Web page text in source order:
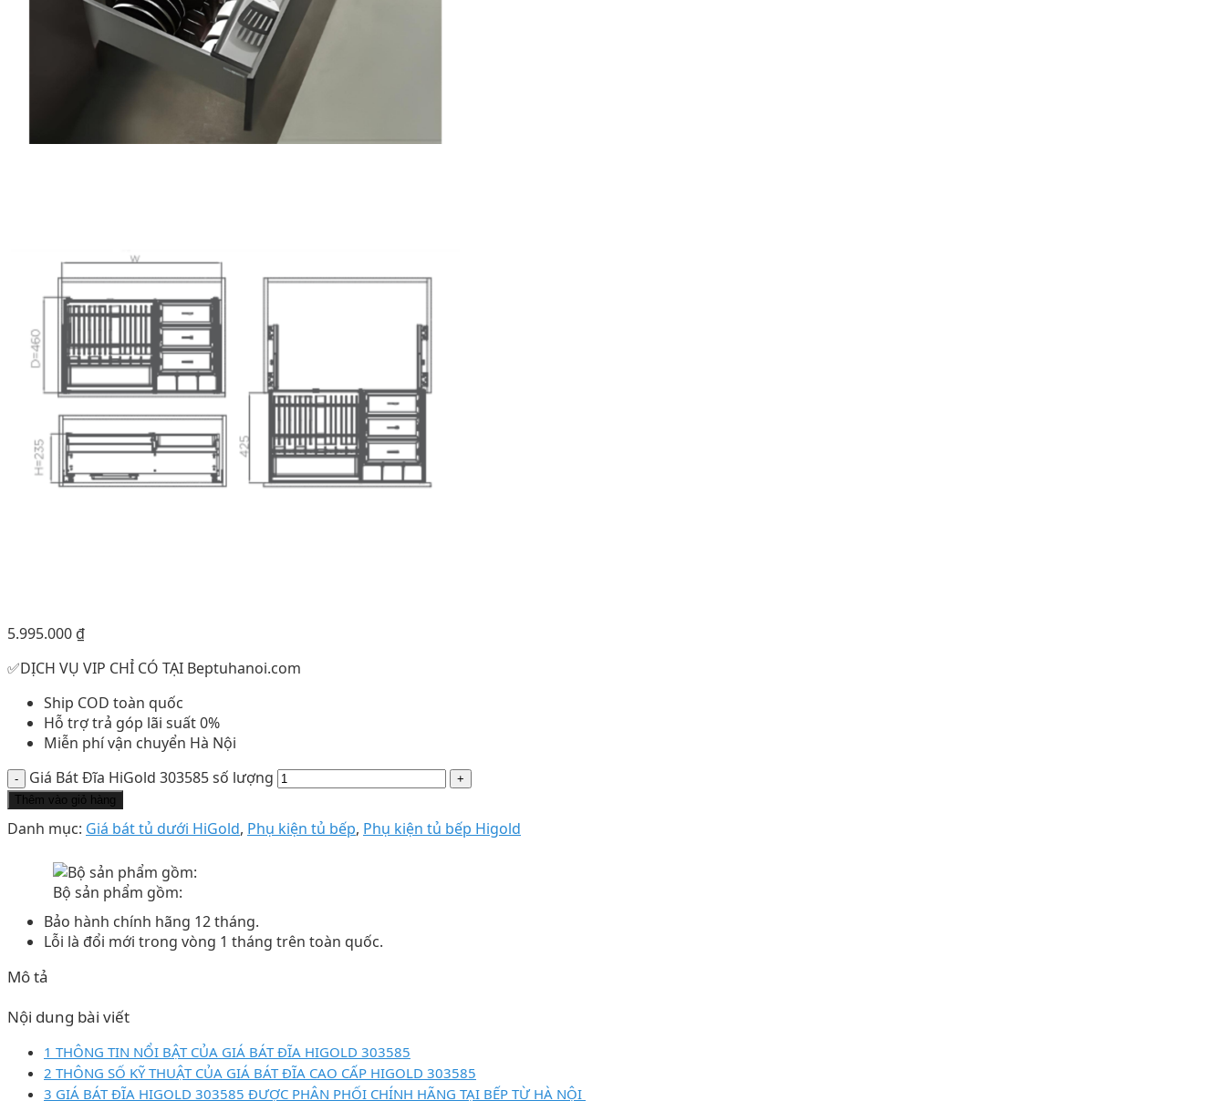
5.995.000 ₫
✅DỊCH VỤ VIP CHỈ CÓ TẠI Beptuhanoi.com
Ship COD toàn quốc
Hỗ trợ trả góp lãi suất 0%
Miễn phí vận chuyển Hà Nội
Giá Bát Đĩa HiGold 303585 số lượng
Thêm vào giỏ hàng
Danh mục: Giá bát tủ dưới HiGold, Phụ kiện tủ bếp, Phụ kiện tủ bếp Higold
Bộ sản phẩm gồm:
Bảo hành chính hãng 12 tháng.
Lỗi là đổi mới trong vòng 1 tháng trên toàn quốc.
Mô tả
Nội dung bài viết
1 THÔNG TIN NỔI BẬT CỦA GIÁ BÁT ĐĨA HIGOLD 303585
2 THÔNG SỐ KỸ THUẬT CỦA GIÁ BÁT ĐĨA CAO CẤP HIGOLD 303585
3 GIÁ BÁT ĐĨA HIGOLD 303585 ĐƯỢC PHÂN PHỐI CHÍNH HÃNG TẠI BẾP TỪ HÀ NỘI